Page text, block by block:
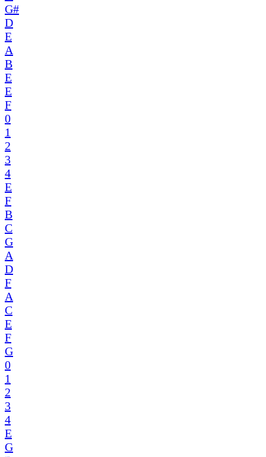
G#
D
E
A
B
E
E
F
0
1
2
3
4
E
F
B
C
G
A
D
F
A
C
E
F
G
0
1
2
3
4
E
G